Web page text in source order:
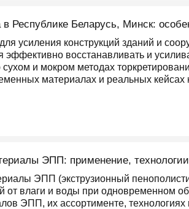
в Республике Беларусь, Минск:
усиления конструкций зданий и
восстанавливать и
и мокром методах
материалах и реальных
ЭПП: применение,
ЭПП (экструзионный
от влаги и воды при одновременном
ЭПП, их ассортименте,